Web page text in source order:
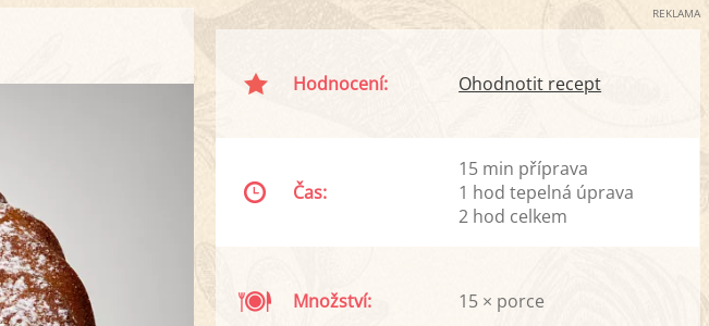
REKLAMA
Hodnocení: Ohodnotit recept
Čas:
15 min příprava
1 hod tepelná úprava
2 hod celkem
Množství: 15 × porce